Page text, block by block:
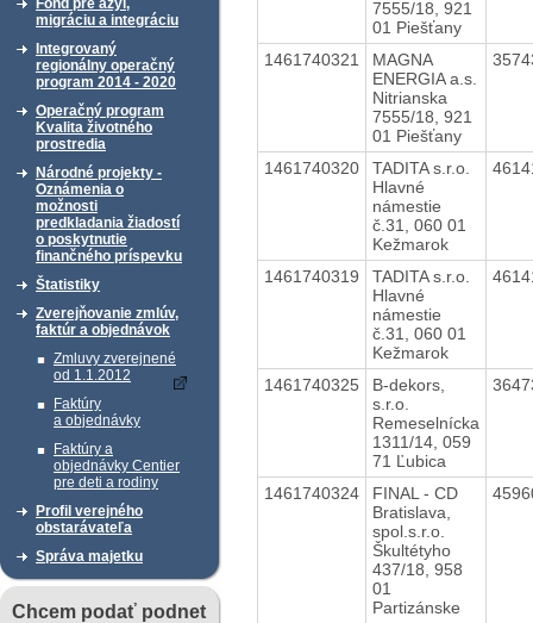
Fond pre azyl,
migráciu a integráciu
Integrovaný
regionálny operačný
program 2014 - 2020
Operačný program
Kvalita životného
prostredia
Národné projekty -
Oznámenia o
možnosti
predkladania žiadostí
o poskytnutie
finančného príspevku
Štatistiky
Zverejňovanie zmlúv,
faktúr a objednávok
Zmluvy zverejnené
od 1.1.2012
Faktúry
a objednávky
Faktúry a
objednávky Centier
pre deti a rodiny
Profil verejného
obstarávateľa
Správa majetku
Chcem podať podnet
7555/18, 921
01 Piešťany
1461740321
MAGNA
ENERGIA a.s.
Nitrianska
7555/18, 921
01 Piešťany
1461740320
TADITA s.r.o.
Hlavné
námestie
č.31, 060 01
Kežmarok
1461740319
TADITA s.r.o.
Hlavné
námestie
č.31, 060 01
Kežmarok
1461740325
B-dekors,
s.r.o.
Remeselnícka
1311/14, 059
71 Ľubica
1461740324
FINAL - CD
Bratislava,
spol.s.r.o.
Škultétyho
437/18, 958
01
Partizánske